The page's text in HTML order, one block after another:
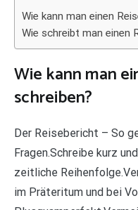
Wie kann man einen
Wie schreibt man einen
Wie kann man
schreiben?
Der Reisebericht – So
Fragen.Schreibe kurz
zeitliche
im Präteritum und bei